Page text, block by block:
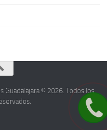
Guadalajara © 2026. Todos los